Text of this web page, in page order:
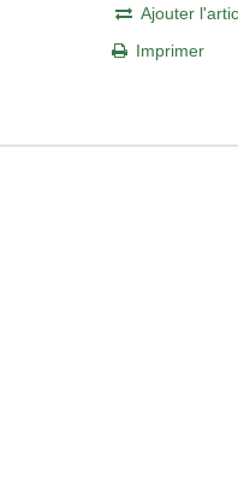
Ajouter
Imprimer